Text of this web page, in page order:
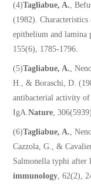
(4)Tagliabue, A.,
(1982).
epithelium and lamina
155(6), 1785-1796.
(5)Tagliabue, A.,
H., & Boraschi, D.
antibacterial activity
IgA.Nature,
(6)Tagliabue, A.,
Cazzola, G., &
Salmonella typhi after
immunology, 62(2),